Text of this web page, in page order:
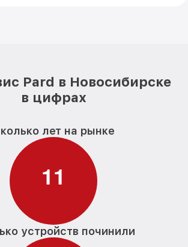
Pard в Новосибирске
в цифрах
лет на рынке
11
устройств починили